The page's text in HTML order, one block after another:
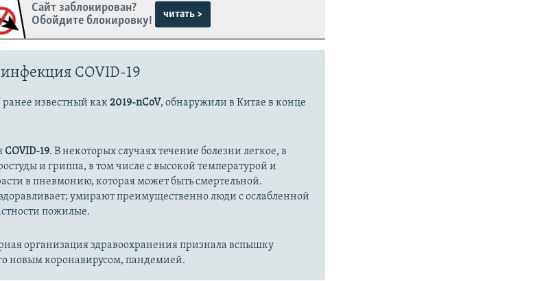
Сайт заблокирован?
Обойдите блокировку!
читать >
COVID-19
ранее известный как2019-nCoV, обнаружили в Китае в конце
COVID-19. В некоторых случаях течение болезни легкое, в
и гриппа, в том числе с высокой температурой и
в пневмонию, которая может быть смертельной.
умирают преимущественно люди с ослабленной
пожилые.
организация здравоохранения признала вспышку
новым коронавирусом, пандемией.